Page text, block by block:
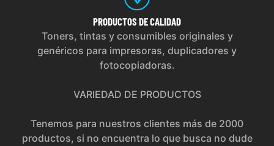
PRODUCTOS DE CALIDAD
Toners, tintas y consumibles originales y
genéricos para impresoras, duplicadores y
fotocopiadoras.
VARIEDAD DE PRODUCTOS
Tenemos para nuestros clientes más de 2000
productos, si no encuentra lo que busca no dude